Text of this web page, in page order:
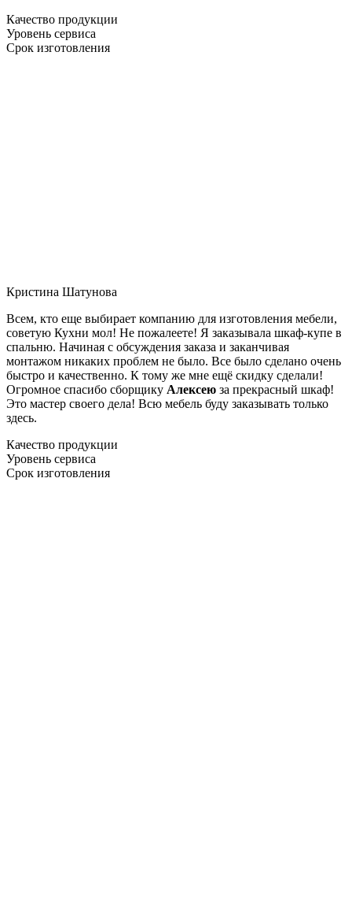
Качество продукции
Уровень сервиса
Срок изготовления
Кристина Шатунова
Всем, кто еще выбирает компанию для изготовления мебели,
советую Кухни мол! Не пожалеете! Я заказывала шкаф-купе в
спальню. Начиная с обсуждения заказа и заканчивая
монтажом никаких проблем не было. Все было сделано очень
быстро и качественно. К тому же мне ещё скидку сделали!
Огромное спасибо сборщику Алексею за прекрасный шкаф!
Это мастер своего дела! Всю мебель буду заказывать только
здесь.
Качество продукции
Уровень сервиса
Срок изготовления